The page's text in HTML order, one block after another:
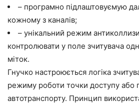
– програмно підлаштовуємую
кожному з каналів;
– унікальний режим
контролювати у поле зчитувача
міток.
Гнучко настроюється логіка
режиму роботи точки доступу або
автотранспорту. Принцип